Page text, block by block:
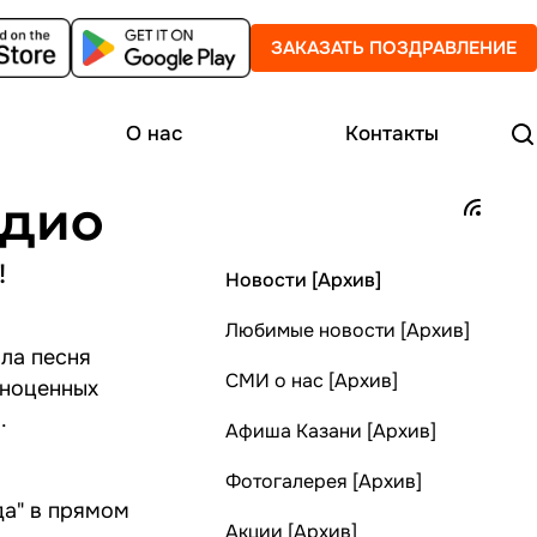
ЗАКАЗАТЬ ПОЗДРАВЛЕНИЕ
О нас Контакты
песня
в прямом
Новости [Архив]
Любимые новости [Архив]
СМИ о нас [Архив]
Афиша Казани [Архив]
Фотогалерея [Архив]
Акции [Архив]